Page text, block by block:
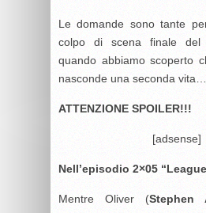
Le domande sono tante
colpo di scena finale del
quando abbiamo scoperto
nasconde una seconda vita…
ATTENZIONE SPOILER!!!
[adsense]
Nell’episodio 2×05
Mentre Oliver (Stephen